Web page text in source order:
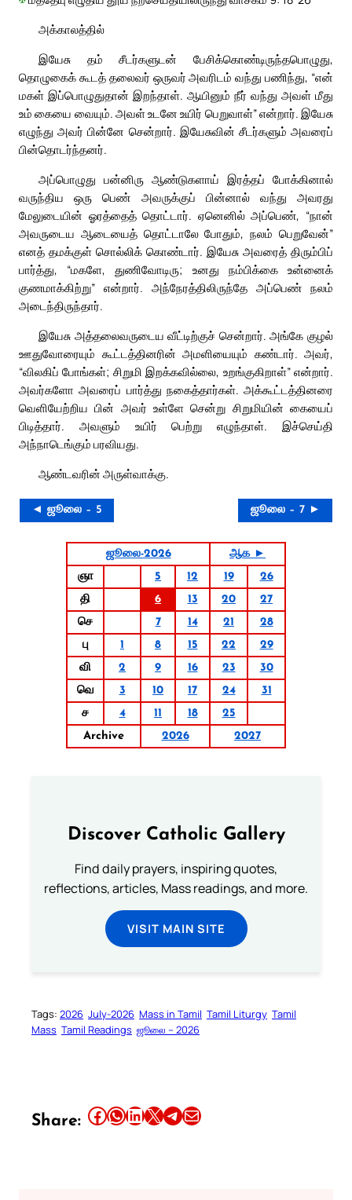
அக்காலத்தில்
இயேசு தம் சீடர்களுடன் பேசிக்கொண்டிருந்தபொழுது,
தொழுகைக் கூடத் தலைவர் ஒருவர் அவரிடம் வந்து பணிந்து, “என்
மகள் இப்பொழுதுதான் இறந்தாள். ஆயினும் நீர் வந்து அவள் மீது
உம் கையை வையும். அவள் உடனே உயிர் பெறுவாள்” என்றார். இயேசு
எழுந்து அவர் பின்னே சென்றார். இயேசுவின் சீடர்களும் அவரைப்
பின்தொடர்ந்தனர்.
அப்பொழுது பன்னிரு ஆண்டுகளாய் இரத்தப் போக்கினால்
வருந்திய ஒரு பெண் அவருக்குப் பின்னால் வந்து அவரது
மேலுடையின் ஓரத்தைத் தொட்டார். ஏனெனில் அப்பெண், “நான்
அவருடைய ஆடையைத் தொட்டாலே போதும், நலம் பெறுவேன்”
எனத் தமக்குள் சொல்லிக் கொண்டார். இயேசு அவரைத் திரும்பிப்
பார்த்து, “மகளே, துணிவோடிரு; உனது நம்பிக்கை உன்னைக்
குணமாக்கிற்று” என்றார். அந்நேரத்திலிருந்தே அப்பெண் நலம்
அடைந்திருந்தார்.
இயேசு அத்தலைவருடைய வீட்டிற்குச் சென்றார். அங்கே குழல்
ஊதுவோரையும் கூட்டத்தினரின் அமளியையும் கண்டார். அவர்,
“விலகிப் போங்கள்; சிறுமி இறக்கவில்லை, உறங்குகிறாள்” என்றார்.
அவர்களோ அவரைப் பார்த்து நகைத்தார்கள். அக்கூட்டத்தினரை
வெளியேற்றிய பின் அவர் உள்ளே சென்று சிறுமியின் கையைப்
பிடித்தார். அவளும் உயிர் பெற்று எழுந்தாள். இச்செய்தி
அந்நாடெங்கும் பரவியது.
ஆண்டவரின் அருள்வாக்கு.
◄ ஜூலை – 5 ஜூலை – 7 ►
ஜூலை-2026
ஆக ►
ஞா
5 12 19
26
தி
6 13 20
27
செ
7 14 21
28
பு
1 8 15 22
29
வி
2 9 16 23
30
வெ
3 10 17 24
31
ச
4 11 18
25
Archive
2026 2027
Discover Catholic Gallery
Find daily prayers, inspiring quotes,
reflections, articles, Mass readings, and more.
VISIT MAIN SITE
Tags: 2026 July-2026 Mass in Tamil Tamil Liturgy Tamil
Mass Tamil Readings ஜூலை – 2026
Share: Share this article on Facebook Share this article on WhatsApp Share this article on LinkedIn Share this article on X Share this article on TelegramEmail this Article